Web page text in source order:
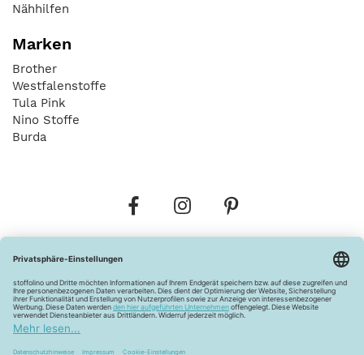
Nähhilfen
Marken
Brother
Westfalenstoffe
Tula Pink
Nino Stoffe
Burda
Widerrufsbelehrung Vertrag widerrufen
Barrierefreiheitserklärung